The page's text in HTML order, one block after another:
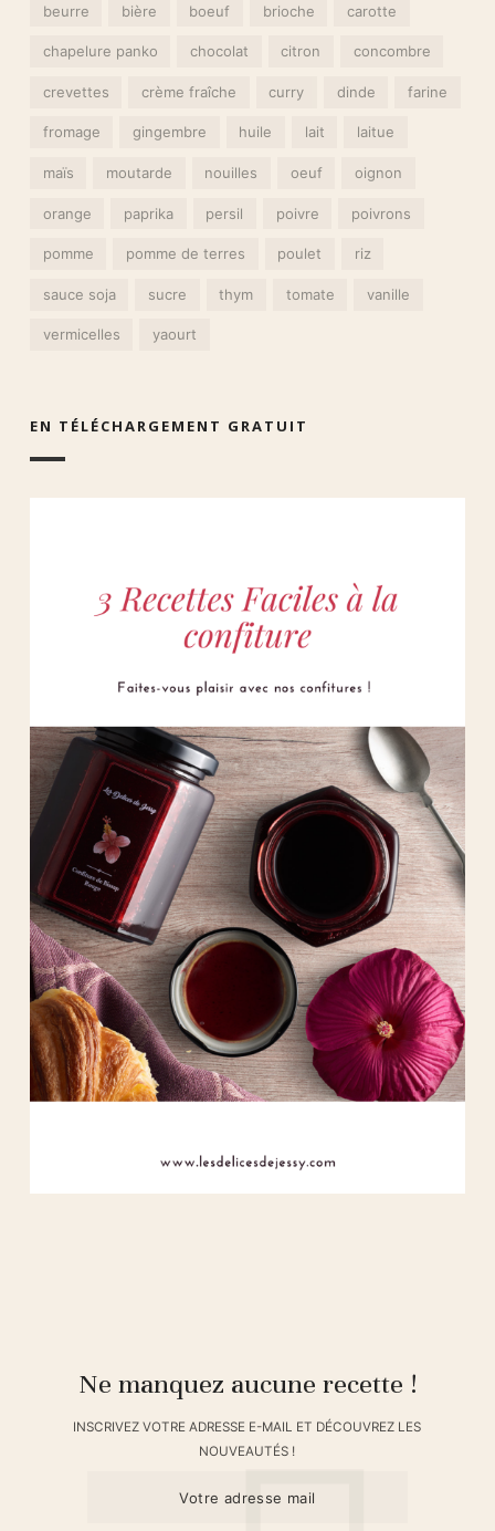
beurre bière boeuf brioche carotte
chapelure panko chocolat citron concombre
crevettes crème fraîche curry dinde farine
fromage gingembre huile lait laitue
maïs moutarde nouilles oeuf oignon
orange paprika persil poivre poivrons
pomme pomme de terres poulet riz
sauce soja sucre thym tomate vanille
vermicelles yaourt
EN TÉLÉCHARGEMENT GRATUIT
Ne manquez aucune recette !
INSCRIVEZ VOTRE ADRESSE E-MAIL ET DÉCOUVREZ LES
NOUVEAUTÉS !